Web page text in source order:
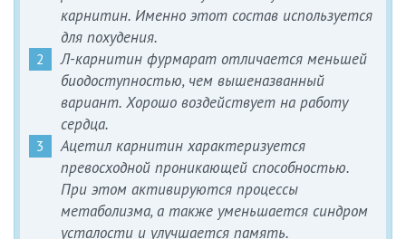
карнитин. Именно этот состав используется
для похудения.
Л-карнитин фурмарат отличается меньшей
биодоступностью, чем вышеназванный
вариант. Хорошо воздействует на работу
сердца.
Ацетил карнитин характеризуется
превосходной проникающей способностью.
При этом активируются процессы
метаболизма, а также уменьшается синдром
усталости и улучшается память.